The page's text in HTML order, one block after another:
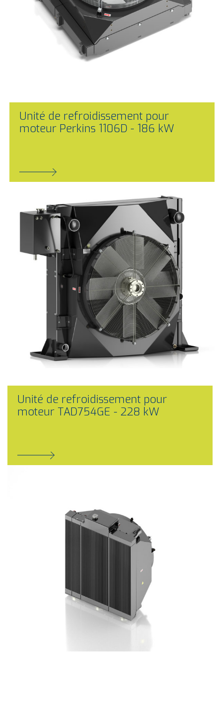
Unité de refroidissement pour
moteur Perkins 1106D - 186 kW
Unité de refroidissement pour
moteur TAD754GE - 228 kW